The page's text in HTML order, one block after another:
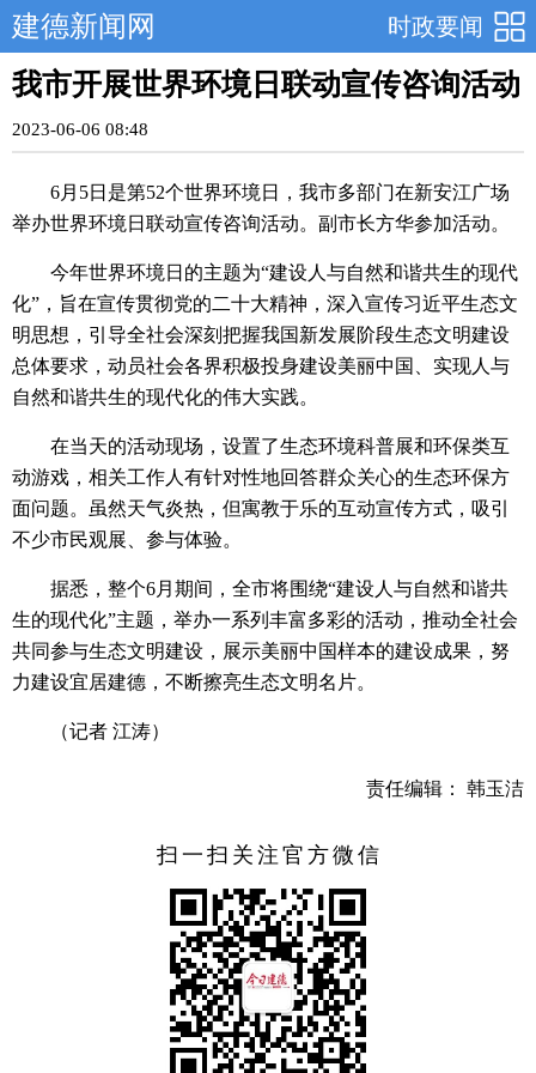
时政要闻
建德新闻网
我市开展世界环境日联动宣传咨询活动
2023-06-06 08:48
6月5日是第52个世界环境日，我市多部门在新安江广场
举办世界环境日联动宣传咨询活动。副市长方华参加活动。
今年世界环境日的主题为“建设人与自然和谐共生的现代
化”，旨在宣传贯彻党的二十大精神，深入宣传习近平生态文
明思想，引导全社会深刻把握我国新发展阶段生态文明建设
总体要求，动员社会各界积极投身建设美丽中国、实现人与
自然和谐共生的现代化的伟大实践。
在当天的活动现场，设置了生态环境科普展和环保类互
动游戏，相关工作人有针对性地回答群众关心的生态环保方
面问题。虽然天气炎热，但寓教于乐的互动宣传方式，吸引
不少市民观展、参与体验。
据悉，整个6月期间，全市将围绕“建设人与自然和谐共
生的现代化”主题，举办一系列丰富多彩的活动，推动全社会
共同参与生态文明建设，展示美丽中国样本的建设成果，努
力建设宜居建德，不断擦亮生态文明名片。
（记者 江涛）
责任编辑： 韩玉洁
扫一扫关注官方微信